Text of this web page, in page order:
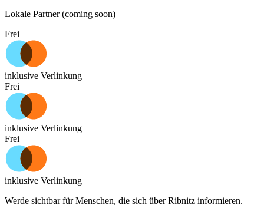
Lokale Partner (coming soon)
Frei
inklusive Verlinkung
Frei
inklusive Verlinkung
Frei
inklusive Verlinkung
Werde sichtbar für Menschen, die sich überRibnitz informieren.